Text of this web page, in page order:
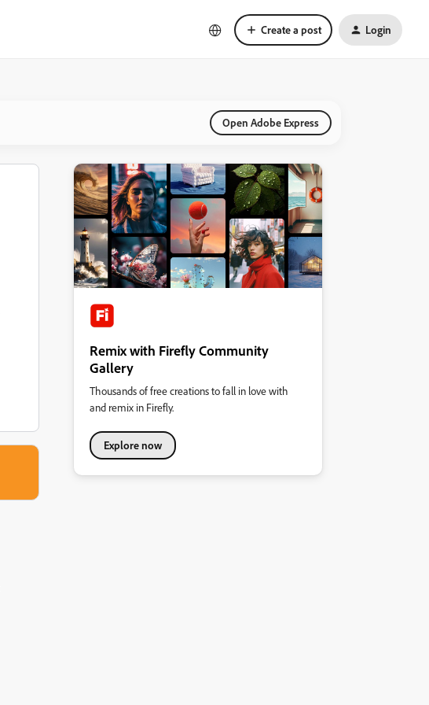
Create a post Login
Open Adobe Express
Remix with Firefly Community
Gallery
Thousands of free creations to fall in love with
and remix in Firefly.
Explore now